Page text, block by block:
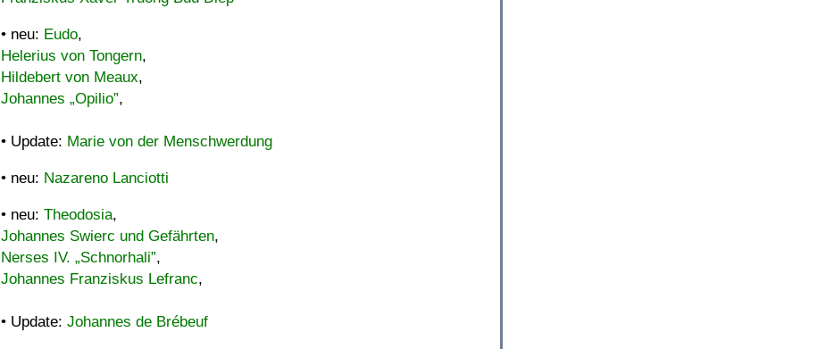
• neu: Eudo,
Helerius von Tongern,
Hildebert von Meaux,
Johannes „Opilio”,
• Update: Marie von der Menschwerdung
• neu: Nazareno Lanciotti
• neu: Theodosia,
Johannes Swierc und Gefährten,
Nerses IV. „Schnorhali”,
Johannes Franziskus Lefranc,
• Update: Johannes de Brébeuf